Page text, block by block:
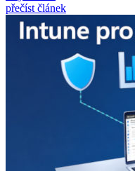
přečíst článek